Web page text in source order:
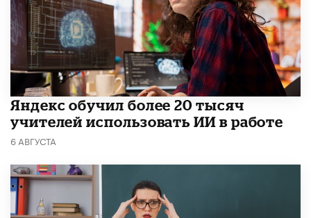
​Яндекс обучил более 20 тысяч
учителей использовать ИИ в работе
6 АВГУСТА